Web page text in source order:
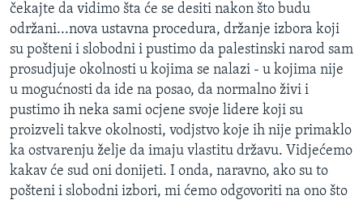
čekajte da vidimo šta će se desiti nakon što budu
održani...nova ustavna procedura, držanje izbora koji
su pošteni i slobodni i pustimo da palestinski narod sam
prosudjuje okolnosti u kojima se nalazi - u kojima nije
u mogućnosti da ide na posao, da normalno živi i
pustimo ih neka sami ocjene svoje lidere koji su
proizveli takve okolnosti, vodjstvo koje ih nije primaklo
ka ostvarenju želje da imaju vlastitu državu. Vidjećemo
kakav će sud oni donijeti. I onda, naravno, ako su to
pošteni i slobodni izbori, mi ćemo odgovoriti na ono što